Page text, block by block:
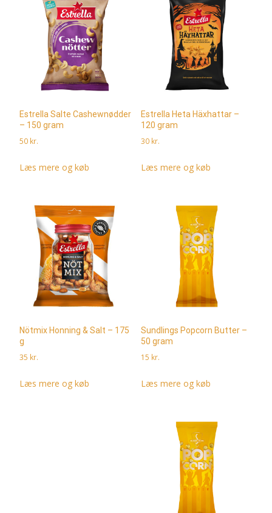
Estrella Salte Cashewnødder
– 150 gram
50 kr.
Læs mere og køb
Estrella Heta Häxhattar –
120 gram
30 kr.
Læs mere og køb
Nötmix Honning & Salt – 175
g
35 kr.
Læs mere og køb
Sundlings Popcorn Butter –
50 gram
15 kr.
Læs mere og køb